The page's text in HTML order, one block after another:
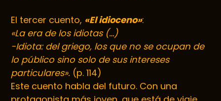
El tercer cuento, «El idioceno»:
«La era de los idiotas (…)
-Idiota: del griego, los que no se ocupan de
lo público sino solo de sus intereses
particulares». (p. 114)
Este cuento habla del futuro. Con una